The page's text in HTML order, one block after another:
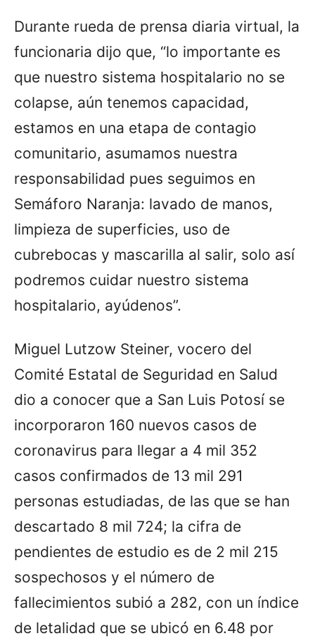
Durante rueda de prensa diaria virtual, la
funcionaria dijo que, “lo importante es
que nuestro sistema hospitalario no se
colapse, aún tenemos capacidad,
estamos en una etapa de contagio
comunitario, asumamos nuestra
responsabilidad pues seguimos en
Semáforo Naranja: lavado de manos,
limpieza de superficies, uso de
cubrebocas y mascarilla al salir, solo así
podremos cuidar nuestro sistema
hospitalario, ayúdenos”.
Miguel Lutzow Steiner, vocero del
Comité Estatal de Seguridad en Salud
dio a conocer que a San Luis Potosí se
incorporaron 160 nuevos casos de
coronavirus para llegar a 4 mil 352
casos confirmados de 13 mil 291
personas estudiadas, de las que se han
descartado 8 mil 724; la cifra de
pendientes de estudio es de 2 mil 215
sospechosos y el número de
fallecimientos subió a 282, con un índice
de letalidad que se ubicó en 6.48 por